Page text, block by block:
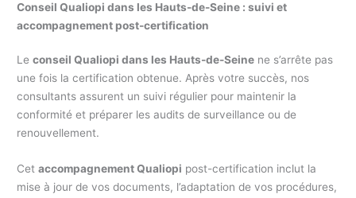
Conseil Qualiopi dans les Hauts-de-Seine : suivi et
accompagnement post-certification
Leconseil Qualiopi dans les Hauts-de-Seine ne s’arrête pas
une fois la certification obtenue. Après votre succès, nos
consultants assurent un suivi régulier pour maintenir la
conformité et préparer les audits de surveillance ou de
renouvellement.
Cetaccompagnement Qualiopi post-certification inclut la
mise à jour de vos documents, l’adaptation de vos procédures,